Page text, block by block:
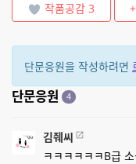
작품공감 3
단문응원을 작성하려면
단문응원 4
김줴씨
ㅋㅋㅋㅋㅋㅋB급